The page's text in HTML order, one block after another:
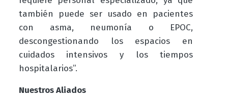
también puede ser usado en pacientes
con asma, neumonía o EPOC,
descongestionando los espacios en
cuidados intensivos y los tiempos
hospitalarios”.
Nuestros Aliados